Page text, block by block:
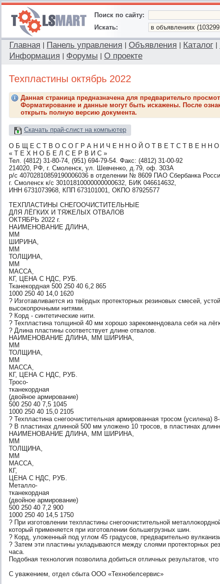
Поиск по сайту:
Искать:
Главная Панель управления Объявления Каталог
Информация
Форумы О проекте
Техпластины октябрь 2022
Данная страница предназначена для предварительго
Форматирование и данные могут быть искажены. После
открыть полную версию документа.
Скачать прай-слист на компьютер
О Б Щ Е С Т В О С О Г Р А Н И Ч Е Н Н О Й О Т В Е Т С Т В Е Н Н
« Т Е Х Н О Б Е Л С Е Р В И С »
Тел. (4812) 31-80-74, (951) 694-79-54. Факс: (4812) 31-00-92
214020, РФ, г. Смоленск, ул. Шевченко, д.79, оф. 303А
р/с 40702810859190006036 в отделении № 8609 ПАО Сбербанка
г. Смоленск к/с 30101810000000000632, БИК 046614632,
ИНН 6731073968, КПП 673101001, ОКПО 87925577
ТЕХПЛАСТИНЫ СНЕГООЧИСТИТЕЛЬНЫЕ
ДЛЯ ЛЁГКИХ И ТЯЖЕЛЫХ ОТВАЛОВ
ОКТЯБРЬ 2022 г.
НАИМЕНОВАНИЕ ДЛИНА,
ММ
ШИРИНА,
ММ
ТОЛЩИНА,
ММ
МАССА,
КГ, ЦЕНА С НДС, РУБ.
Тканекордная 500 250 40 6,2 865
1000 250 40 14,0 1620
? Изготавливается из твёрдых протекторных резиновых смесей,
высокопрочными нитями.
? Корд - синтетические нити.
? Техпластина толщиной 40 мм хорошо зарекомендовала себя на
? Длина пластины соответствует длине отвалов.
НАИМЕНОВАНИЕ ДЛИНА, ММ ШИРИНА,
ММ
ТОЛЩИНА,
ММ
МАССА,
КГ, ЦЕНА С НДС, РУБ.
Тросо-
тканекордная
(двойное армирование)
500 250 40 7,5 1045
1000 250 40 15,0 2105
? Техпластина снегоочистительная армированная тросом (усилена)
? В пластинах длинной 500 мм уложено 10 тросов, в пластинах
НАИМЕНОВАНИЕ ДЛИНА, ММ ШИРИНА,
ММ
ТОЛЩИНА,
ММ
МАССА,
КГ,
ЦЕНА С НДС, РУБ.
Металло-
тканекордная
(двойное армирование)
500 250 40 7,2 900
1000 250 40 14,5 1750
? При изготовлении техпластины снегоочистительной
который применяется при изготовлении большегрузных шин.
? Корд, уложенный под углом 45 градусов, предварительно
? Затем эти пластины укладываются между слоями протекторных
часа.
Подобная технология позволила добиться отличных результатов,
С уважением, отдел сбыта ООО «Технобелсервис»